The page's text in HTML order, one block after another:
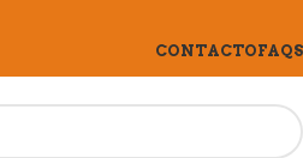
CONTACTOFAQS